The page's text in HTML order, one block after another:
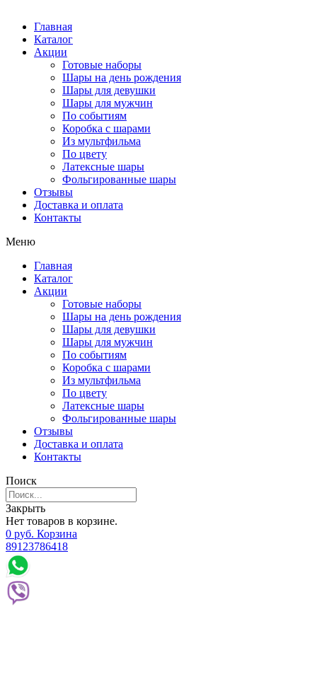
Главная
Каталог
Акции
Готовые наборы
Шары на день рождения
Шары для девушки
Шары для мужчин
По событиям
Коробка с шарами
Из мультфильма
По цвету
Латексные шары
Фольгированные шары
Отзывы
Доставка и оплата
Контакты
Меню
Главная
Каталог
Акции
Готовые наборы
Шары на день рождения
Шары для девушки
Шары для мужчин
По событиям
Коробка с шарами
Из мультфильма
По цвету
Латексные шары
Фольгированные шары
Отзывы
Доставка и оплата
Контакты
Поиск
Закрыть
Нет товаров в корзине.
0 руб. Корзина
89123786418